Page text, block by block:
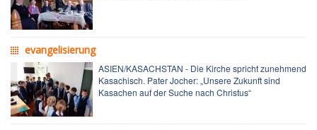
evangelisierung
ASIEN/KASACHSTAN - Die Kirche spricht zunehmend
Kasachisch. Pater Jocher: „Unsere Zukunft sind
Kasachen auf der Suche nach Christus“